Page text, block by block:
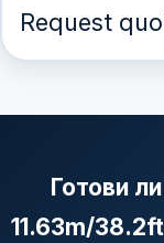
Request
Готови
11.63m/